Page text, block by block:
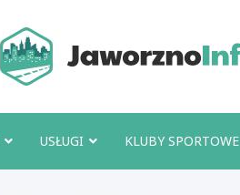
USŁUGI KLUBY SPORTOWE